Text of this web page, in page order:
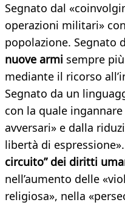
Segnato dal
operazioni militari»
popolazione. Segnato
nuove armi sempre
mediante il ricorso
Segnato da un
con la quale
avversari» e dalla
libertà di
circuito” dei diritti
nell’aumento delle
religiosa», nella